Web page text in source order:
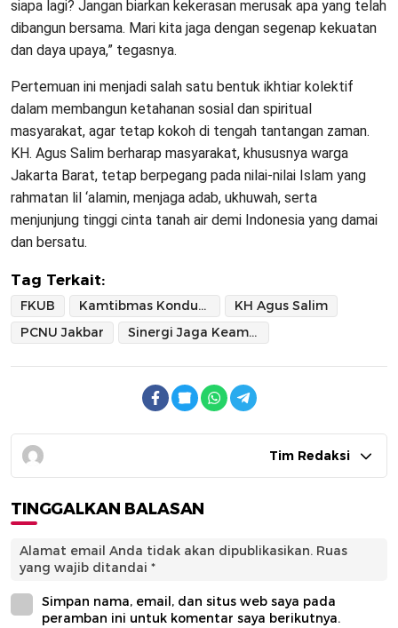
siapa lagi? Jangan biarkan kekerasan merusak apa yang telah
dibangun bersama. Mari kita jaga dengan segenap kekuatan
dan daya upaya,” tegasnya.
Pertemuan ini menjadi salah satu bentuk ikhtiar kolektif
dalam membangun ketahanan sosial dan spiritual
masyarakat, agar tetap kokoh di tengah tantangan zaman.
KH. Agus Salim berharap masyarakat, khususnya warga
Jakarta Barat, tetap berpegang pada nilai-nilai Islam yang
rahmatan lil ‘alamin, menjaga adab, ukhuwah, serta
menjunjung tinggi cinta tanah air demi Indonesia yang damai
dan bersatu.
Tag Terkait:
FKUB Kamtibmas Kondusif
KH Agus Salim
PCNU Jakbar
Sinergi Jaga Keamanan
Tim Redaksi
TINGGALKAN BALASAN
Alamat email Anda tidak akan dipublikasikan. Ruas
yang wajib ditandai *
Simpan nama, email, dan situs web saya pada
peramban ini untuk komentar saya berikutnya.